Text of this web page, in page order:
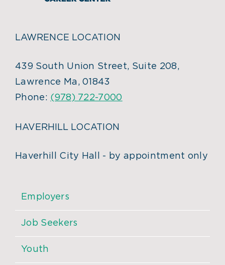
LAWRENCE LOCATION
439 South Union Street, Suite 208,
Lawrence Ma, 01843
Phone: (978) 722-7000
HAVERHILL LOCATION
Haverhill City Hall - by appointment only
Employers
Job Seekers
Youth